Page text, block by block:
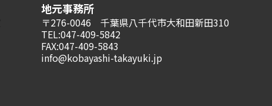
地元事務所
〒276-0046 千葉県八千代市大和田新田310
TEL:047-409-5842
FAX:047-409-5843
info@kobayashi-takayuki.jp